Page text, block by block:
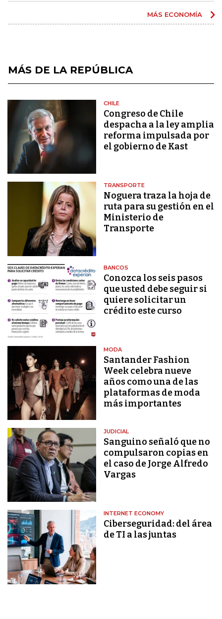
MÁS ECONOMÍA
MÁS DE LA REPÚBLICA
CHILE
Congreso de Chile
despacha a la ley amplia
reforma impulsada por
el gobierno de Kast
TRANSPORTE
Noguera traza la hoja de
ruta para su gestión en el
Ministerio de
Transporte
BANCOS
Conozca los seis pasos
que usted debe seguir si
quiere solicitar un
crédito este curso
MODA
Santander Fashion
Week celebra nueve
años como una de las
plataformas de moda
más importantes
JUDICIAL
Sanguino señaló que no
compulsaron copias en
el caso de Jorge Alfredo
Vargas
INTERNET ECONOMY
Ciberseguridad: del área
de TI a las juntas